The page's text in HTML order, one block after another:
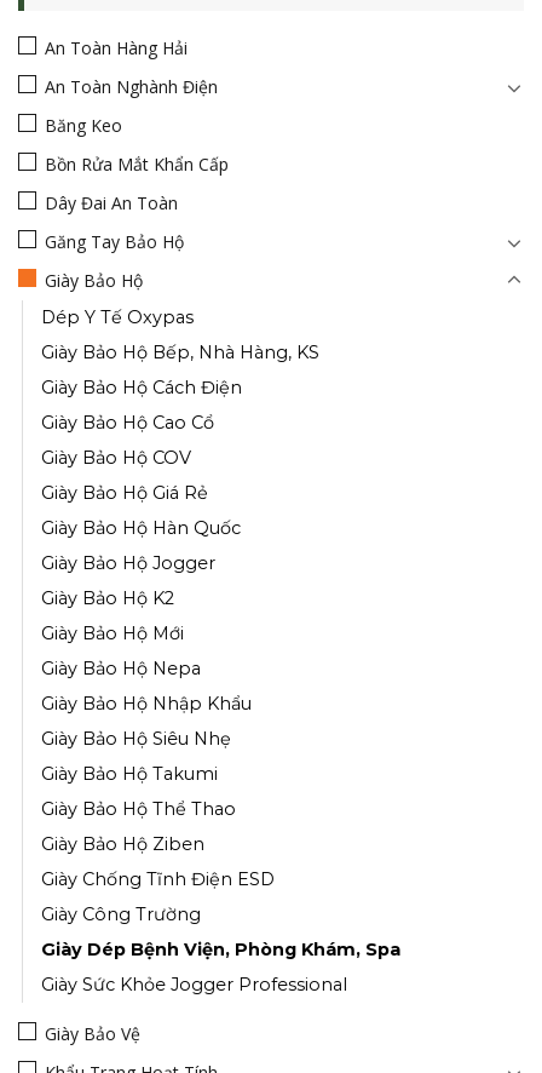
An Toàn Hàng Hải
An Toàn Nghành Điện
Băng Keo
Bồn Rửa Mắt Khẩn Cấp
Dây Đai An Toàn
Găng Tay Bảo Hộ
Giày Bảo Hộ
Dép Y Tế Oxypas
Giày Bảo Hộ Bếp, Nhà Hàng, KS
Giày Bảo Hộ Cách Điện
Giày Bảo Hộ Cao Cổ
Giày Bảo Hộ COV
Giày Bảo Hộ Giá Rẻ
Giày Bảo Hộ Hàn Quốc
Giày Bảo Hộ Jogger
Giày Bảo Hộ K2
Giày Bảo Hộ Mới
Giày Bảo Hộ Nepa
Giày Bảo Hộ Nhập Khẩu
Giày Bảo Hộ Siêu Nhẹ
Giày Bảo Hộ Takumi
Giày Bảo Hộ Thể Thao
Giày Bảo Hộ Ziben
Giày Chống Tĩnh Điện ESD
Giày Công Trường
Giày Dép Bệnh Viện, Phòng Khám, Spa
Giày Sức Khỏe Jogger Professional
Giày Bảo Vệ